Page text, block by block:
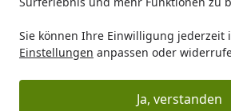
Sie können Ihre Einwilligung jederzeit
Einstellungen anpassen oder
Ja, verstanden
BM Massivholz
Ihre Artikelübersicht